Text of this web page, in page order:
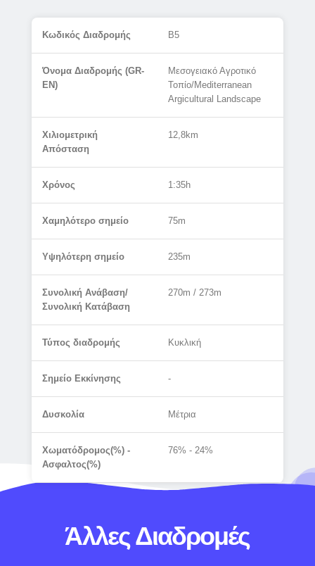
Κωδικός Διαδρομής B5
Όνομα Διαδρομής (GR-
EN)
Μεσογειακό Αγροτικό
Τοπίο/Mediterranean
Argicultural Landscape
Χιλιομετρική
Απόσταση
12,8km
Χρόνος 1:35h
Χαμηλότερο σημείο 75m
Υψηλότερη σημείο 235m
Συνολική Ανάβαση/
Συνολική Κατάβαση
270m / 273m
Τύπος διαδρομής Κυκλική
Σημείο Εκκίνησης -
Δυσκολία Μέτρια
Χωματόδρομος(%) -
Ασφαλτος(%)
76% - 24%
Άλλες Διαδρομές